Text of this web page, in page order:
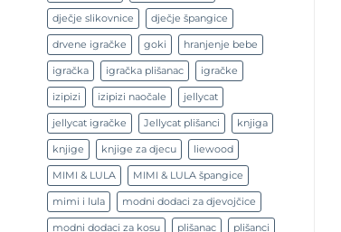
dječje slikovnice dječje špangice
drvene igračke goki hranjenje bebe
igračka igračka plišanac igračke
izipizi izipizi naočale jellycat
jellycat igračke Jellycat plišanci knjiga
knjige knjige za djecu liewood
MIMI & LULA MIMI & LULA špangice
mimi i lula modni dodaci za djevojčice
modni dodaci za kosu plišanac plišanci